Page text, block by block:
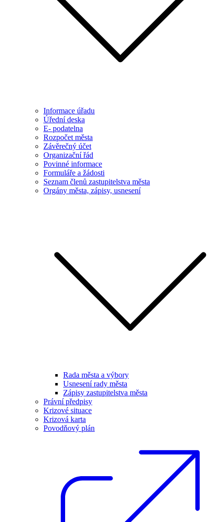
Informace úřadu
Úřední deska
E- podatelna
Rozpočet města
Závěrečný účet
Organizační řád
Povinné informace
Formuláře a žádosti
Seznam členů zastupitelstva města
Orgány města, zápisy, usnesení
Rada města a výbory
Usnesení rady města
Zápisy zastupitelstva města
Právní předpisy
Krizové situace
Krizová karta
Povodňový plán